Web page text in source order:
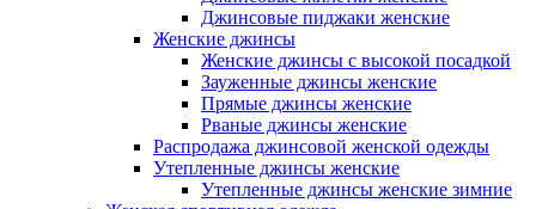
Джинсовые пиджаки женские
Женские джинсы
Женские джинсы с высокой посадкой
Зауженные джинсы женские
Прямые джинсы женские
Рваные джинсы женские
Распродажа джинсовой женской одежды
Утепленные джинсы женские
Утепленные джинсы женские зимние